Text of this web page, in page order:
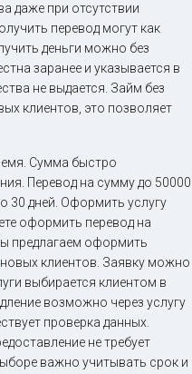
даже при отсутствии
перевод могут как
деньги можно без
заранее и указывается в
не выдается. Займ без
клиентов, это позволяет
Сумма быстро
Перевод на сумму до 50000
30 дней. Оформить услугу
оформить перевод на
предлагаем оформить
клиентов. Заявку можно
выбирается клиентом в
возможно через услугу
проверка данных.
не требует
важно учитывать срок и